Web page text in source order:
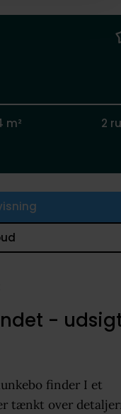
m²
2
-
finder I et
tænkt over